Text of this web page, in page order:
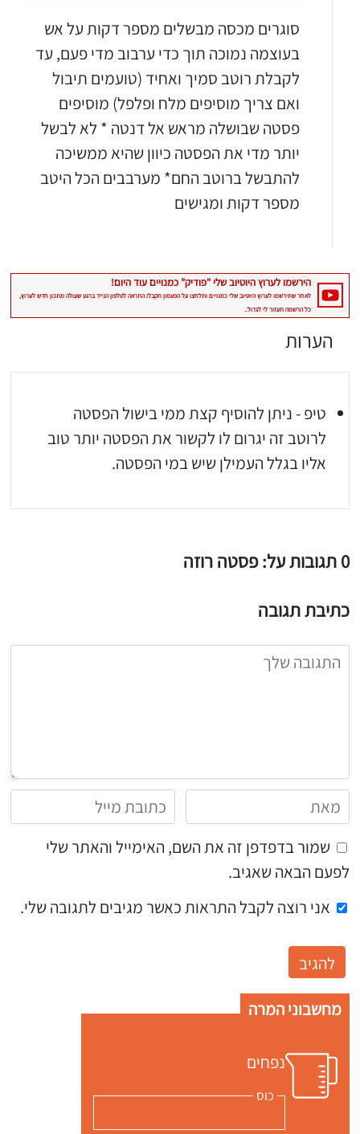
אותי באינסטגרם
הכנתם מתכון שלי? חפשו "Shahar_Hen_Hayokra" באינסטגרם עקבו אחריי עוד היום ותעלו את המתכון שהכנתם לסטורי ואני
סוגרים מכסה מבשלים מספר דקות על אש
בעוצמה נמוכה תוך כדי ערבוב מדי פעם, עד
לקבלת רוטב סמיך ואחיד (טועמים תיבול
ואם צריך מוסיפים מלח ופלפל) מוסיפים
פסטה שבושלה מראש אל דנטה * לא לבשל
יותר מדי את הפסטה כיוון שהיא ממשיכה
להתבשל ברוטב החם* מערבבים הכל היטב
מספר דקות ומגישים
הערות
טיפ - ניתן להוסיף קצת ממי בישול הפסטה
לרוטב זה יגרום לו לקשור את הפסטה יותר טוב
אליו בגלל העמילן שיש במי הפסטה.
0 תגובות על: פסטה רוזה
כתיבת תגובה
שמור בדפדפן זה את השם, האימייל והאתר שלי
לפעם הבאה שאגיב.
אני רוצה לקבל התראות כאשר מגיבים לתגובה שלי.
מחשבוני המרה
נפחים
כוס